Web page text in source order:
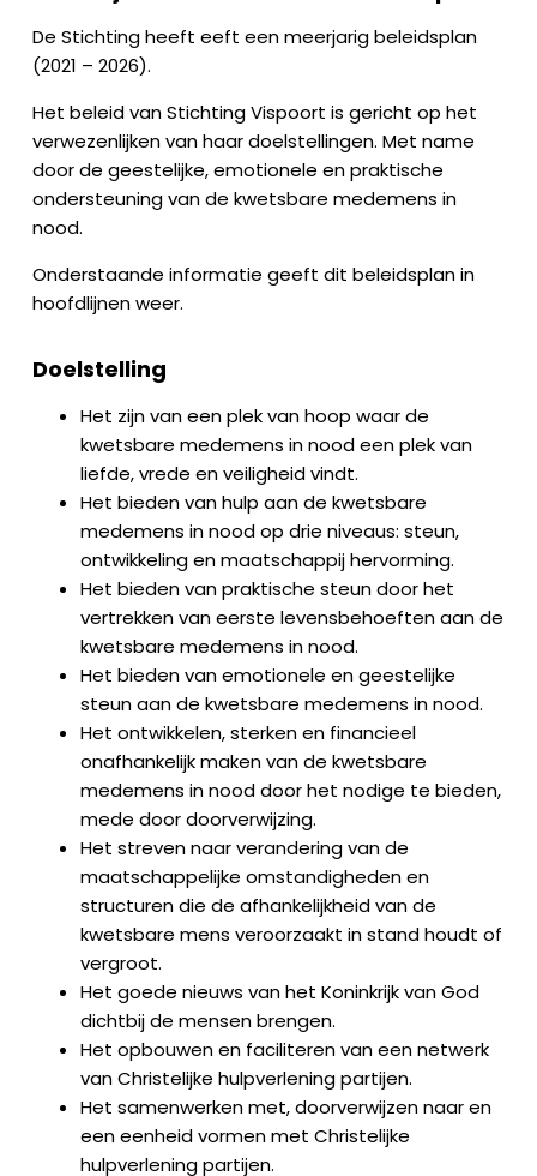
De Stichting heeft eeft een meerjarig beleidsplan
(2021 – 2026).
Het beleid van Stichting Vispoort is gericht op het
verwezenlijken van haar doelstellingen. Met name
door de geestelijke, emotionele en praktische
ondersteuning van de kwetsbare medemens in
nood.
Onderstaande informatie geeft dit beleidsplan in
hoofdlijnen weer.
Doelstelling
Het zijn van een plek van hoop waar de
kwetsbare medemens in nood een plek van
liefde, vrede en veiligheid vindt.
Het bieden van hulp aan de kwetsbare
medemens in nood op drie niveaus: steun,
ontwikkeling en maatschappij hervorming.
Het bieden van praktische steun door het
vertrekken van eerste levensbehoeften aan de
kwetsbare medemens in nood.
Het bieden van emotionele en geestelijke
steun aan de kwetsbare medemens in nood.
Het ontwikkelen, sterken en financieel
onafhankelijk maken van de kwetsbare
medemens in nood door het nodige te bieden,
mede door doorverwijzing.
Het streven naar verandering van de
maatschappelijke omstandigheden en
structuren die de afhankelijkheid van de
kwetsbare mens veroorzaakt in stand houdt of
vergroot.
Het goede nieuws van het Koninkrijk van God
dichtbij de mensen brengen.
Het opbouwen en faciliteren van een netwerk
van Christelijke hulpverlening partijen.
Het samenwerken met, doorverwijzen naar en
een eenheid vormen met Christelijke
hulpverlening partijen.